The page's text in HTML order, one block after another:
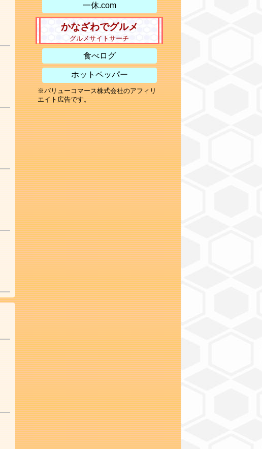
一休.com
かなざわでグルメ
グルメサイトサーチ
食べログ
ホットペッパー
※バリューコマース株式会社のアフィリ
エイト広告です。